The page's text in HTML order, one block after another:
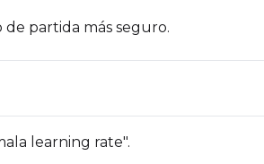
partida más seguro.
learning rate".